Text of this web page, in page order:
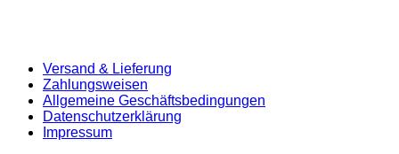
Versand & Lieferung
Zahlungsweisen
Allgemeine Geschäftsbedingungen
Datenschutzerklärung
Impressum